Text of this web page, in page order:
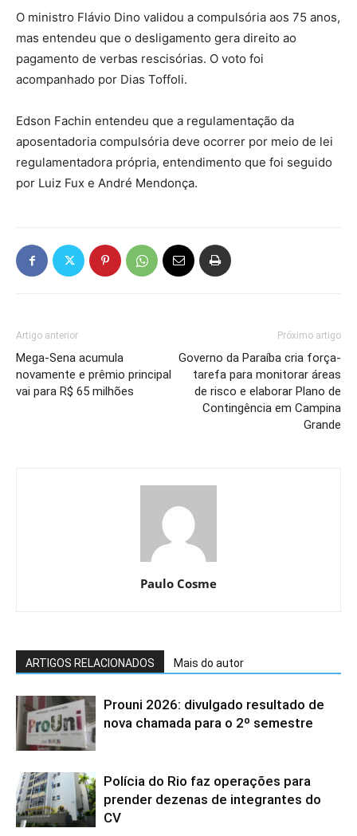
O ministro Flávio Dino validou a compulsória aos 75 anos,
mas entendeu que o desligamento gera direito ao
pagamento de verbas rescisórias. O voto foi
acompanhado por Dias Toffoli.
Edson Fachin entendeu que a regulamentação da
aposentadoria compulsória deve ocorrer por meio de lei
regulamentadora própria, entendimento que foi seguido
por Luiz Fux e André Mendonça.
Artigo anterior
Mega-Sena acumula
novamente e prêmio principal
vai para R$ 65 milhões
Próximo artigo
Governo da Paraíba cria força-
tarefa para monitorar áreas
de risco e elaborar Plano de
Contingência em Campina
Grande
Paulo Cosme
ARTIGOS RELACIONADOS Mais do autor
Prouni 2026: divulgado resultado de
nova chamada para o 2º semestre
Polícia do Rio faz operações para
prender dezenas de integrantes do
CV